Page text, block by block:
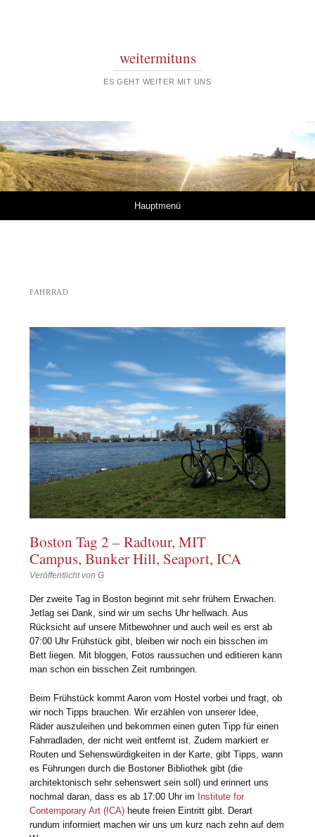
weitermituns
ES GEHT WEITER MIT UNS
Hauptmenü
FAHRRAD
Boston Tag 2 – Radtour, MIT
Campus, Bunker Hill, Seaport, ICA
Veröffentlicht vonG
Der zweite Tag in Boston beginnt mit sehr frühem Erwachen.
Jetlag sei Dank, sind wir um sechs Uhr hellwach. Aus
Rücksicht auf unsere Mitbewohner und auch weil es erst ab
07:00 Uhr Frühstück gibt, bleiben wir noch ein bisschen im
Bett liegen. Mit bloggen, Fotos raussuchen und editieren kann
man schon ein bisschen Zeit rumbringen.
Beim Frühstück kommt Aaron vom Hostel vorbei und fragt, ob
wir noch Tipps brauchen. Wir erzählen von unserer Idee,
Räder auszuleihen und bekommen einen guten Tipp für einen
Fahrradladen, der nicht weit entfernt ist. Zudem markiert er
Routen und Sehenswürdigkeiten in der Karte, gibt Tipps, wann
es Führungen durch die Bostoner Bibliothek gibt (die
architektonisch sehr sehenswert sein soll) und erinnert uns
nochmal daran, dass es ab 17:00 Uhr im Institute for
Contemporary Art (ICA) heute freien Eintritt gibt. Derart
rundum informiert machen wir uns um kurz nach zehn auf dem